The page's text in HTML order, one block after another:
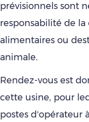
prévisionnels sont
responsabilité de
alimentaires ou
animale.
Rendez-vous est
cette usine, pour
postes